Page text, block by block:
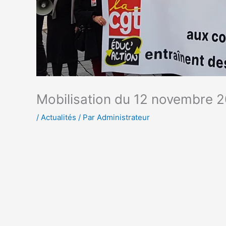
Mobilisation du 12 novembre
/ Actualités / Par Administrateur